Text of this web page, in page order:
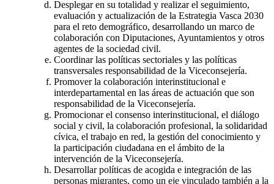
Desplegar en su totalidad y realizar el seguimiento,
evaluación y actualización de la Estrategia Vasca 2030
para el reto demográfico, desarrollando un marco de
colaboración con Diputaciones, Ayuntamientos y otros
agentes de la sociedad civil.
Coordinar las políticas sectoriales y las políticas
transversales responsabilidad de la Viceconsejería.
Promover la colaboración interinstitucional e
interdepartamental en las áreas de actuación que son
responsabilidad de la Viceconsejería.
Promocionar el consenso interinstitucional, el diálogo
social y civil, la colaboración profesional, la solidaridad
cívica, el trabajo en red, la gestión del conocimiento y
la participación ciudadana en el ámbito de la
intervención de la Viceconsejería.
Desarrollar políticas de acogida e integración de las
personas migrantes, como un eje vinculado también a la